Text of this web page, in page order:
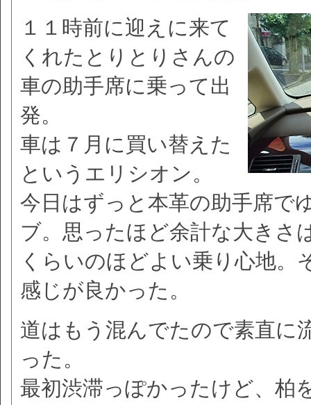
１１時前に迎えに来て
くれたとりとりさんの
車の助手席に乗って出
発。
車は７月に買い替えた
というエリシオン。
今日はずっと本革の助手席で
ブ。思ったほど余計な大きさ
くらいのほどよい乗り心地。
感じが良かった。
道はもう混んでたので素直に
った。
最初渋滞っぽかったけど、柏